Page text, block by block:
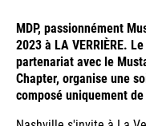
MDP, passionnément
2023 à LA VERRIÈRE.
partenariat avec le
Chapter, organise une
composé uniquement